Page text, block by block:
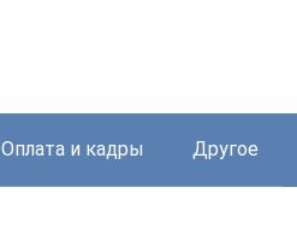
Оплата и кадры Другое